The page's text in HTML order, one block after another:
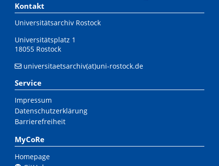
Kontakt
Universitätsarchiv Rostock
Universitätsplatz 1
18055 Rostock
universitaetsarchiv(at)uni-rostock.de
Service
Impressum
Datenschutzerklärung
Barrierefreiheit
MyCoRe
Homepage